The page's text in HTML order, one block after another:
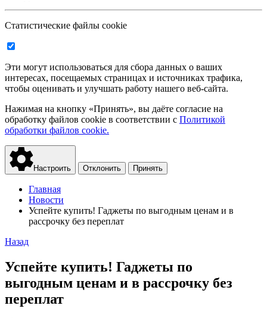
Статистические файлы cookie
Эти могут использоваться для сбора данных о ваших
интересах, посещаемых страницах и источниках трафика,
чтобы оценивать и улучшать работу нашего веб-сайта.
Нажимая на кнопку «Принять», вы даёте согласие на
обработку файлов cookie в соответствии с Политикой
обработки файлов cookie.
Настроить Отклонить Принять
Главная
Новости
Успейте купить! Гаджеты по выгодным ценам и в
рассрочку без переплат
Назад
Успейте купить! Гаджеты по
выгодным ценам и в рассрочку без
переплат